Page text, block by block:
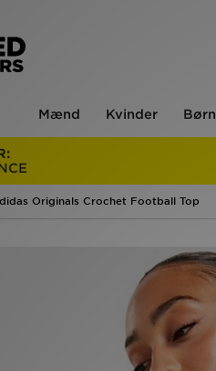
Mænd Kvinder Børn
Originals Crochet Football Top